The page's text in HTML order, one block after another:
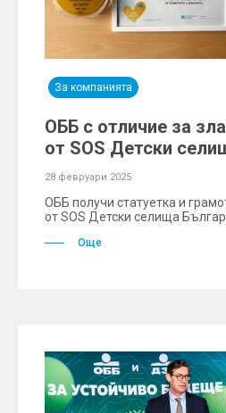
За компанията
ОББ с отличие за
от SOS Детски
28 февруари 2025
ОББ получи статуетка и
от SOS Детски селища
Още